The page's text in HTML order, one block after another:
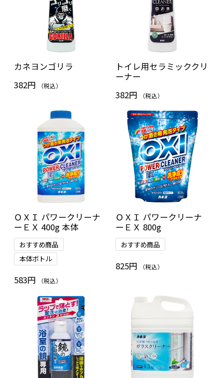
カネヨンゴリラ
382円
（税込）
トイレ用セラミッククリ
ーナー
382円
（税込）
ＯＸＩ パワークリーナ
ーＥＸ 400g 本体
おすすめ商品
本体ボトル
583円 （税込）
ＯＸＩ パワークリーナ
ーＥＸ 800g
おすすめ商品
825円 （税込）